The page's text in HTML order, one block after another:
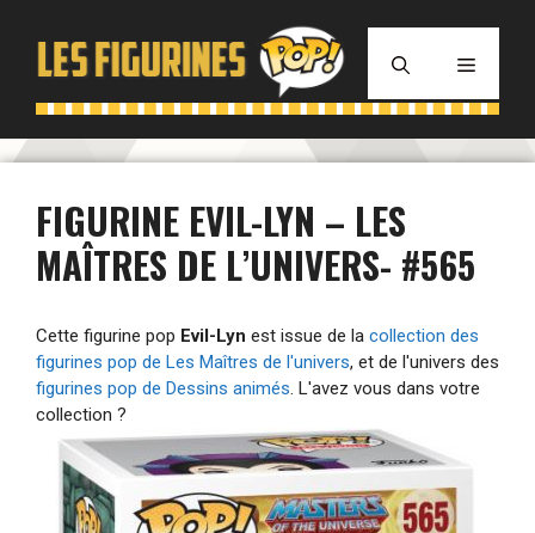
contenu
MENU
FIGURINE EVIL-LYN – LES
MAÎTRES DE L’UNIVERS- #565
Cette figurine pop Evil-Lyn est issue de la collection des
figurines pop de Les Maîtres de l'univers, et de l'univers des
figurines pop de Dessins animés. L'avez vous dans votre
collection ?